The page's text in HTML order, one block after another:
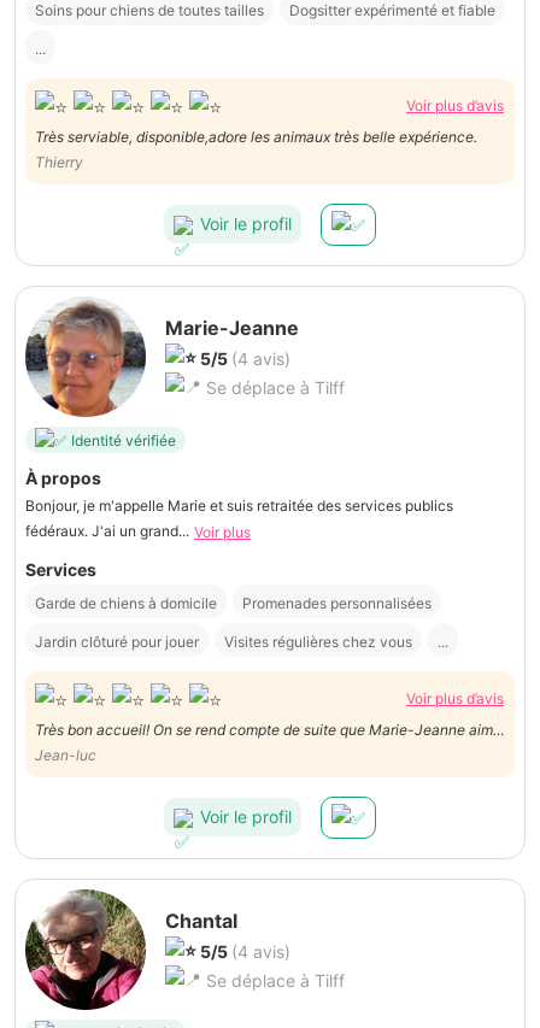
Soins pour chiens de toutes tailles Dogsitter expérimenté et fiable
...
Voir plus d’avis
Très serviable, disponible,adore les animaux très belle expérience.
Thierry
Voir le profil
Marie-Jeanne
5/5 (4 avis)
Se déplace à Tilff
Identité vérifiée
À propos
Bonjour, je m'appelle Marie et suis retraitée des services publics
fédéraux. J'ai un grand... Voir plus
Services
Garde de chiens à domicile Promenades personnalisées
Jardin clôturé pour jouer Visites régulières chez vous ...
Voir plus d’avis
Très bon accueil! On se rend compte de suite que Marie-Jeanne aime
les animaux et nous lui avons confié Jules en toute confiance. Photos
et petits mots pour nous rassurer durant nos vacances. Nous avons
repris Jules après 11 jours en super forme!
Jean-luc
Voir le profil
Chantal
5/5 (4 avis)
Se déplace à Tilff